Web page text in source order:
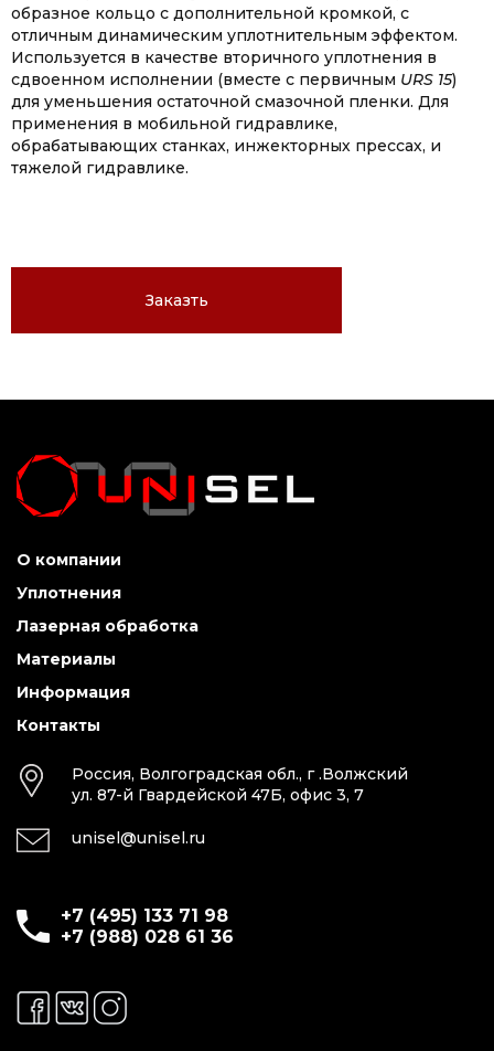
образное кольцо c дополнительной кромкой, с
отличным динамическим уплотнительным эффектом.
Используется в качестве вторичного уплотнения в
сдвоенном исполнении (вместе с первичным URS 15)
для уменьшения остаточной смазочной пленки. Для
применения в мобильной гидравлике,
обрабатывающих станках, инжекторных прессах, и
тяжелой гидравлике.
Заказть
О компании
Уплотнения
Лазерная обработка
Материалы
Информация
Контакты
Россия, Волгоградская обл., г .Волжский
ул. 87-й Гвардейской 47Б, офис 3, 7
unisel@unisel.ru
+7 (495) 133 71 98
+7 (988) 028 61 36